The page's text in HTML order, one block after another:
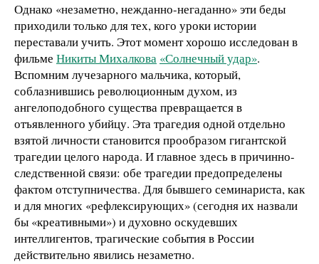
Однако «незаметно, нежданно-негаданно» эти беды
приходили только для тех, кого уроки истории
переставали учить. Этот момент хорошо исследован в
фильме Никиты Михалкова «Солнечный удар».
Вспомним лучезарного мальчика, который,
соблазнившись революционным духом, из
ангелоподобного существа превращается в
отъявленного убийцу. Эта трагедия одной отдельно
взятой личности становится прообразом гигантской
трагедии целого народа. И главное здесь в причинно-
следственной связи: обе трагедии предопределены
фактом отступничества. Для бывшего семинариста, как
и для многих «рефлексирующих» (сегодня их назвали
бы «креативными») и духовно оскудевших
интеллигентов, трагические события в России
действительно явились незаметно.